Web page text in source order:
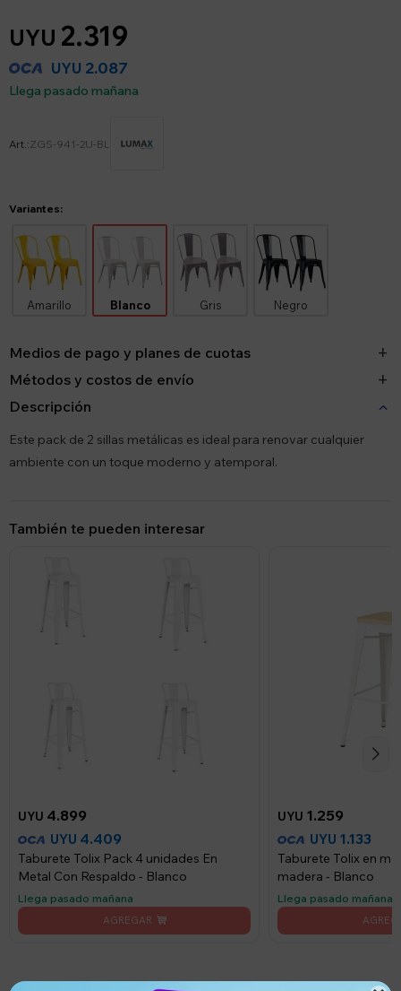
UYU 2.319
UYU 2.087
Llega pasado mañana
ZGS-941-2U-BL
Variantes:
Amarillo Blanco Gris Negro
Medios de pago y planes de cuotas
Métodos y costos de envío
Descripción
Este pack de 2 sillas metálicas es ideal para renovar cualquier
ambiente con un toque moderno y atemporal.
También te pueden interesar
UYU 4.899
UYU 4.409
Taburete Tolix Pack 4 unidades En
Metal Con Respaldo - Blanco
Llega pasado mañana
UYU 1.259
UYU 1.133
Taburete Tolix en
madera - Blanco
Llega pasado mañana